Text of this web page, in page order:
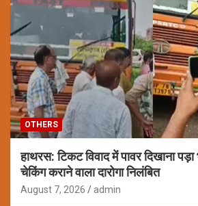
OTHERS
हाथरस: टिकट विवाद में पावर दिखाना
चेकिंग कराने वाला दारोगा निलंबित
August 7, 2026 admin